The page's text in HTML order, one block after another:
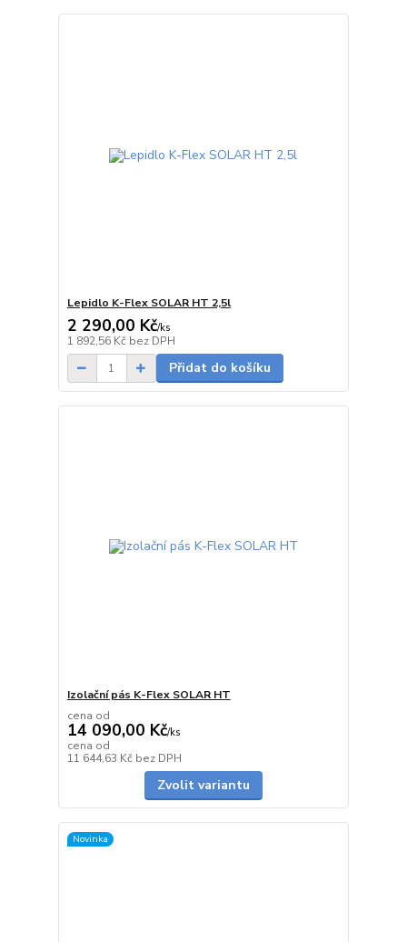
Lepidlo K-Flex SOLAR HT 2,5l
2 290,00 Kč/ks
1 892,56 Kč bez DPH
Přidat do košíku
Izolační pás K-Flex SOLAR HT
cena od
14 090,00 Kč/ks
cena od
11 644,63 Kč bez DPH
Zvolit variantu
Novinka